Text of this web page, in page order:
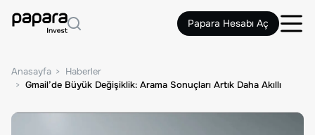
Papara Hesabı Aç
Anasayfa
Haberler
Gmail’de Büyük Değişiklik: Arama Sonuçları Artık Daha Akıllı